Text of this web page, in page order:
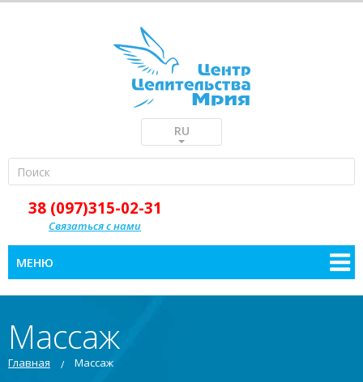
RU
38 (097)315-02-31
Связаться с нами
МЕНЮ
Массаж
Главная Массаж